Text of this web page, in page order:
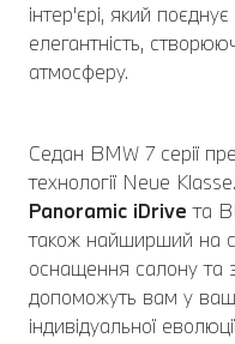
інтер'єрі, який
елегантність,
атмосферу.
Седан BMW 7 серії
технології Neue Klasse.
Panoramic iDrive та
також найширший на
оснащення салону та
допоможуть вам у
індивідуальної